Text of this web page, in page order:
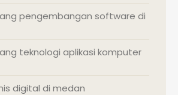
pengembangan software di
teknologi aplikasi komputer
digital di medan